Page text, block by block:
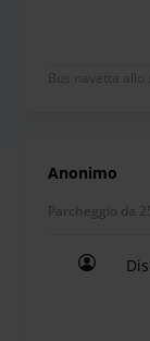
Bus navetta allo
Anonimo
Parcheggio da